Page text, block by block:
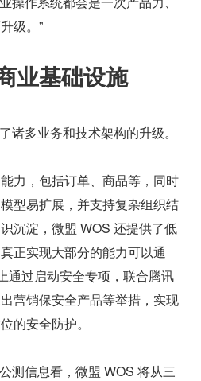
级。”
业基础设施
诸多业务和技术架构的升级。
力，包括订单、商品等，同时
型易扩展，并支持复杂组织结
沉淀，微盟 WOS 还提供了低
正实现大部分的能力可以通
通过启动安全专项，联合腾讯
营销保安全产品等举措，实现
的安全防护。
测信息看，微盟 WOS 将从三